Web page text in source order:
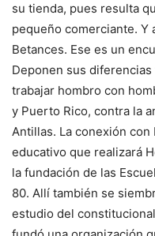
su tienda, pues resulta
pequeño comerciante. Y
Betances. Ese es un
Deponen sus
trabajar hombro con
y Puerto Rico, contra la
Antillas. La conexión
educativo que realizará
la fundación de las
80. Allí también se
estudio del